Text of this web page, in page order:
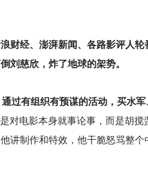
财经、澎湃新闻、各路影评人
刘慈欣，炸了地球的架势。
过有组织有预谋的活动，买水
对电影本身就事论事，而是胡
讲制作和特效，他干脆怒骂整个